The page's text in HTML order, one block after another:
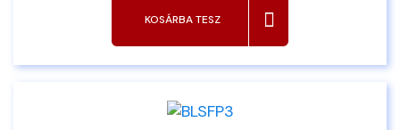
KOSÁRBA TESZ